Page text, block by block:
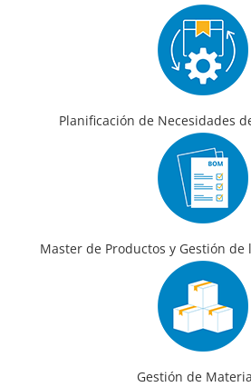
Planificación de Necesidades
Master de Productos y Gestión
Gestión de